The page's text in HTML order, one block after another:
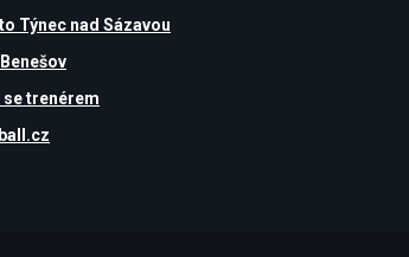
Týnec nad Sázavou
se trenérem